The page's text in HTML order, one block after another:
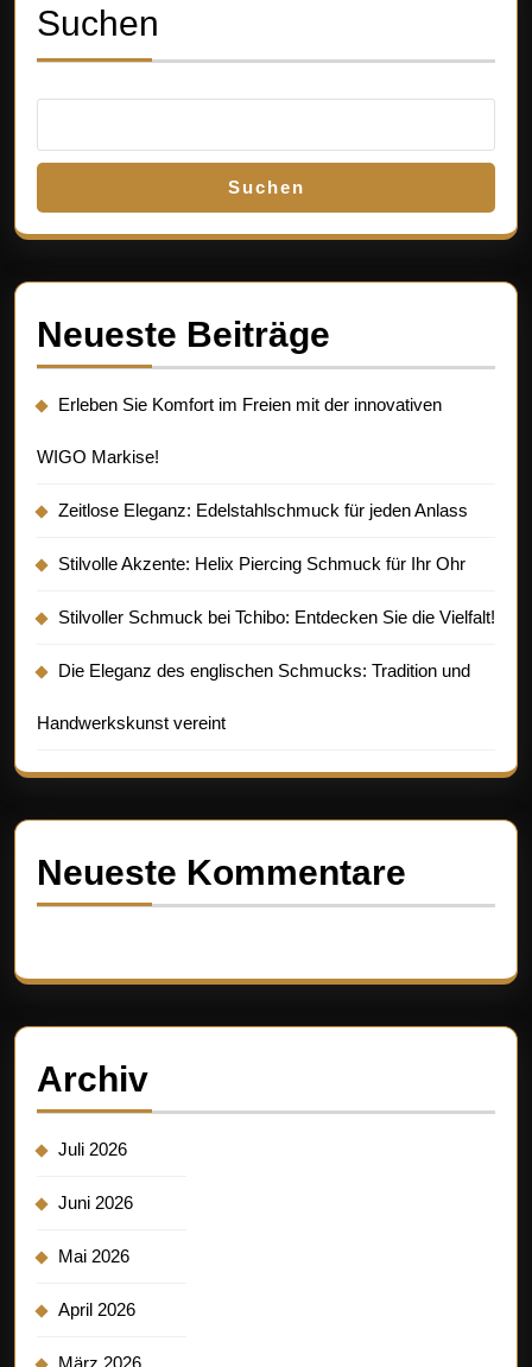
Suchen
Suchen
Neueste Beiträge
Erleben Sie Komfort im Freien mit der innovativen
WIGO Markise!
Zeitlose Eleganz: Edelstahlschmuck für jeden Anlass
Stilvolle Akzente: Helix Piercing Schmuck für Ihr Ohr
Stilvoller Schmuck bei Tchibo: Entdecken Sie die Vielfalt!
Die Eleganz des englischen Schmucks: Tradition und
Handwerkskunst vereint
Neueste Kommentare
Archiv
Juli 2026
Juni 2026
Mai 2026
April 2026
März 2026